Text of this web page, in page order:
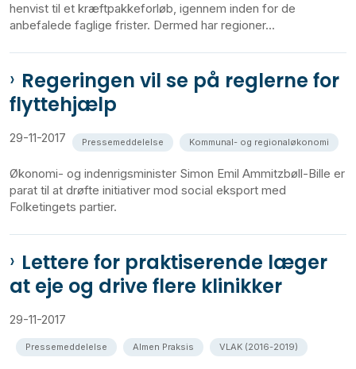
henvist til et kræftpakkeforløb, igennem inden for de
anbefalede faglige frister. Dermed har regioner...
Regeringen vil se på reglerne for
flyttehjælp
29-11-2017 Pressemeddelelse Kommunal- og regionaløkonomi
Økonomi- og indenrigsminister Simon Emil Ammitzbøll-Bille er
parat til at drøfte initiativer mod social eksport med
Folketingets partier.
Lettere for praktiserende læger
at eje og drive flere klinikker
29-11-2017
Pressemeddelelse Almen Praksis VLAK (2016-2019)